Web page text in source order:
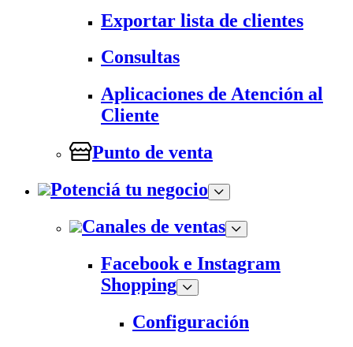
Exportar lista de clientes
Consultas
Aplicaciones de Atención al
Cliente
Punto de venta
Potenciá tu negocio
Canales de ventas
Facebook e Instagram
Shopping
Configuración